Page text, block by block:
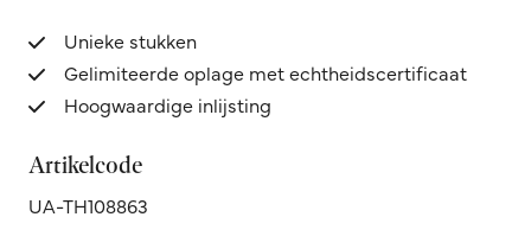
Unieke stukken
Gelimiteerde oplage met echtheidscertificaat
Hoogwaardige inlijsting
Artikelcode
UA-TH108863